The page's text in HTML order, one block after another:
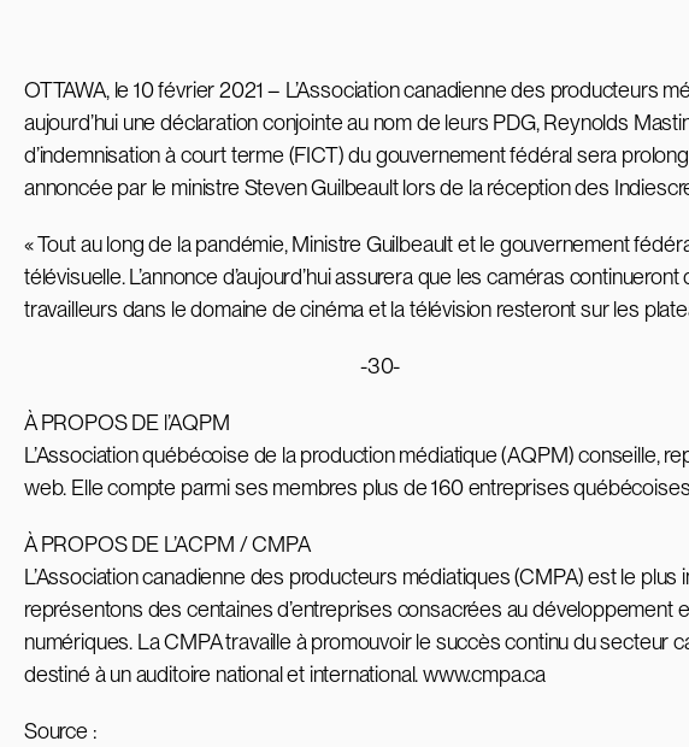
OTTAWA, le 10 février 2021 – L’Association canadienne des producteurs
aujourd’hui une déclaration conjointe au nom de leurs PDG, Reynolds
d’indemnisation à court terme (FICT) du gouvernement fédéral sera
annoncée par le ministre Steven Guilbeault lors de la réception des
« Tout au long de la pandémie, Ministre Guilbeault et le gouvernement
télévisuelle. L’annonce d’aujourd’hui assurera que les caméras
travailleurs dans le domaine de cinéma et la télévision resteront sur les
-30-
À PROPOS DE l’AQPM
L’Association québécoise de la production médiatique (AQPM) conseille,
web. Elle compte parmi ses membres plus de 160 entreprises
À PROPOS DE L’ACPM / CMPA
L’Association canadienne des producteurs médiatiques (CMPA) est le
représentons des centaines d’entreprises consacrées au développement
numériques. La CMPA travaille à promouvoir le succès continu du
destiné à un auditoire national et international. www.cmpa.ca
Source :